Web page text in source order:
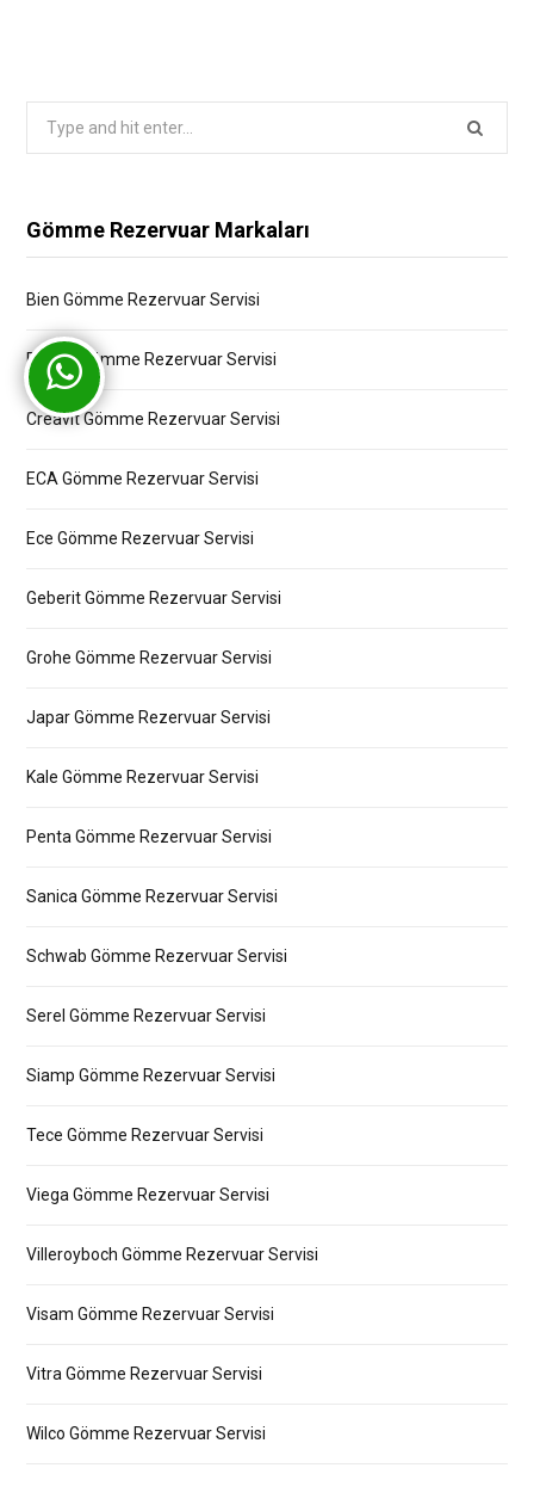
Gömme Rezervuar Markaları
Bien Gömme Rezervuar Servisi
Bocchi Gömme Rezervuar Servisi
Creavit Gömme Rezervuar Servisi
ECA Gömme Rezervuar Servisi
Ece Gömme Rezervuar Servisi
Geberit Gömme Rezervuar Servisi
Grohe Gömme Rezervuar Servisi
Japar Gömme Rezervuar Servisi
Kale Gömme Rezervuar Servisi
Penta Gömme Rezervuar Servisi
Sanica Gömme Rezervuar Servisi
Schwab Gömme Rezervuar Servisi
Serel Gömme Rezervuar Servisi
Siamp Gömme Rezervuar Servisi
Tece Gömme Rezervuar Servisi
Viega Gömme Rezervuar Servisi
Villeroyboch Gömme Rezervuar Servisi
Visam Gömme Rezervuar Servisi
Vitra Gömme Rezervuar Servisi
Wilco Gömme Rezervuar Servisi